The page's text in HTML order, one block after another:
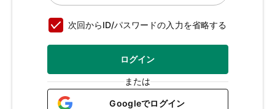
次回からID/パスワードの入力を省略する
ログイン
または
Googleでログイン